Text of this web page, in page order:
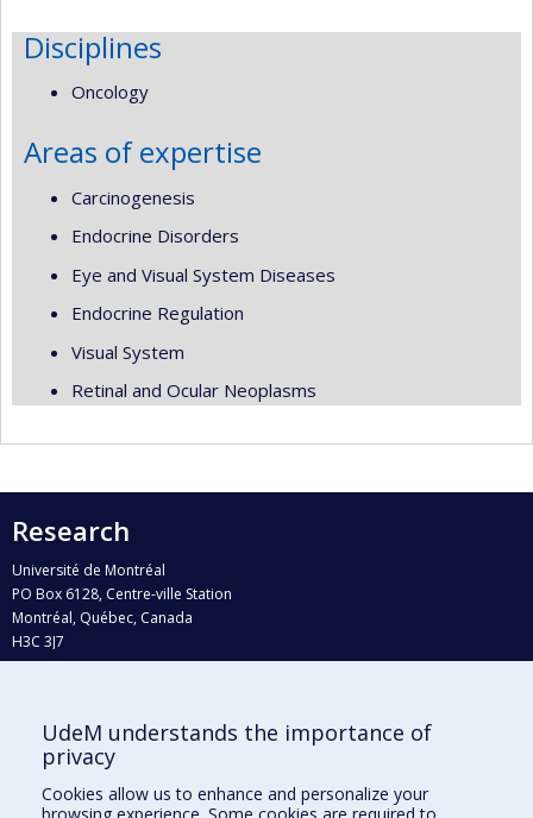
Disciplines
Oncology
Areas of expertise
Carcinogenesis
Endocrine Disorders
Eye and Visual System Diseases
Endocrine Regulation
Visual System
Retinal and Ocular Neoplasms
Research
Université de Montréal
PO Box 6128, Centre-ville Station
Montréal, Québec, Canada
H3C 3J7
Who does what?
Find us
UdeM understands the importance of
privacy
Cookies allow us to enhance and personalize your
browsing experience. Some cookies are required to